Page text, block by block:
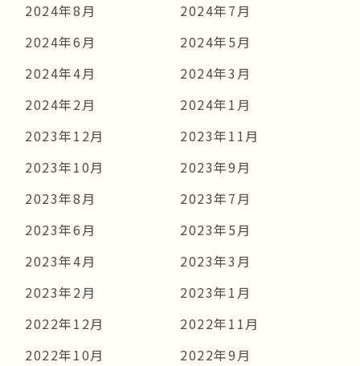
2024年8月
2024年7月
2024年6月
2024年5月
2024年4月
2024年3月
2024年2月
2024年1月
2023年12月
2023年11月
2023年10月
2023年9月
2023年8月
2023年7月
2023年6月
2023年5月
2023年4月
2023年3月
2023年2月
2023年1月
2022年12月
2022年11月
2022年10月
2022年9月